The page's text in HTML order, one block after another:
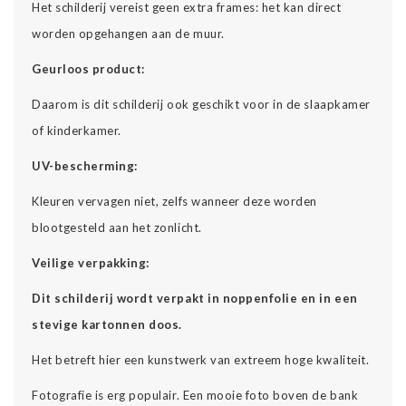
Het schilderij vereist geen extra frames: het kan direct
worden opgehangen aan de muur.
Geurloos product:
Daarom is dit schilderij ook geschikt voor in de slaapkamer
of kinderkamer.
UV-bescherming:
Kleuren vervagen niet, zelfs wanneer deze worden
blootgesteld aan het zonlicht.
Veilige verpakking:
Dit schilderij wordt verpakt in noppenfolie en in een
stevige kartonnen doos.
Het betreft hier een kunstwerk van extreem hoge kwaliteit.
Fotografie is erg populair. Een mooie foto boven de bank